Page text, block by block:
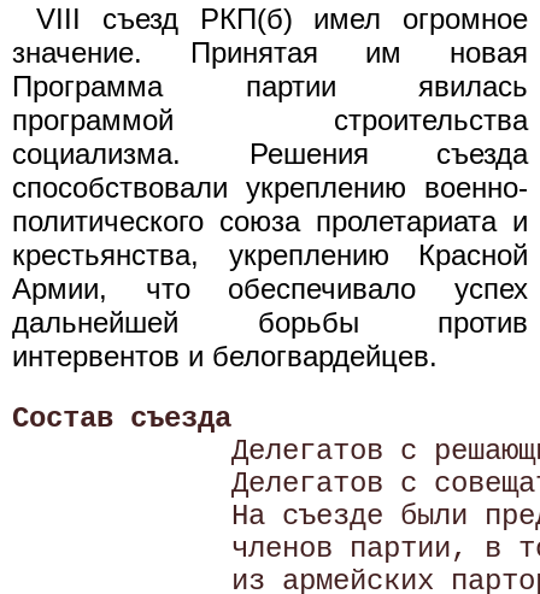
VIII съезд РКП(б) имел огромное
значение. Принятая им новая
Программа партии явилась
программой строительства
социализма. Решения съезда
способствовали укреплению военно-
политического союза пролетариата и
крестьянства, укреплению Красной
Армии, что обеспечивало успех
дальнейшей борьбы против
интервентов и белогвардейцев.
Состав съезда
Делегатов с решающим
Делегатов с
На съезде были
членов партии, в